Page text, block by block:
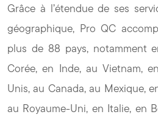
Grâce à l’étendue de ses
géographique, Pro QC
plus de 88 pays, notamment
Corée, en Inde, au Vietnam,
Unis, au Canada, au Mexique,
au Royaume-Uni, en Italie, en